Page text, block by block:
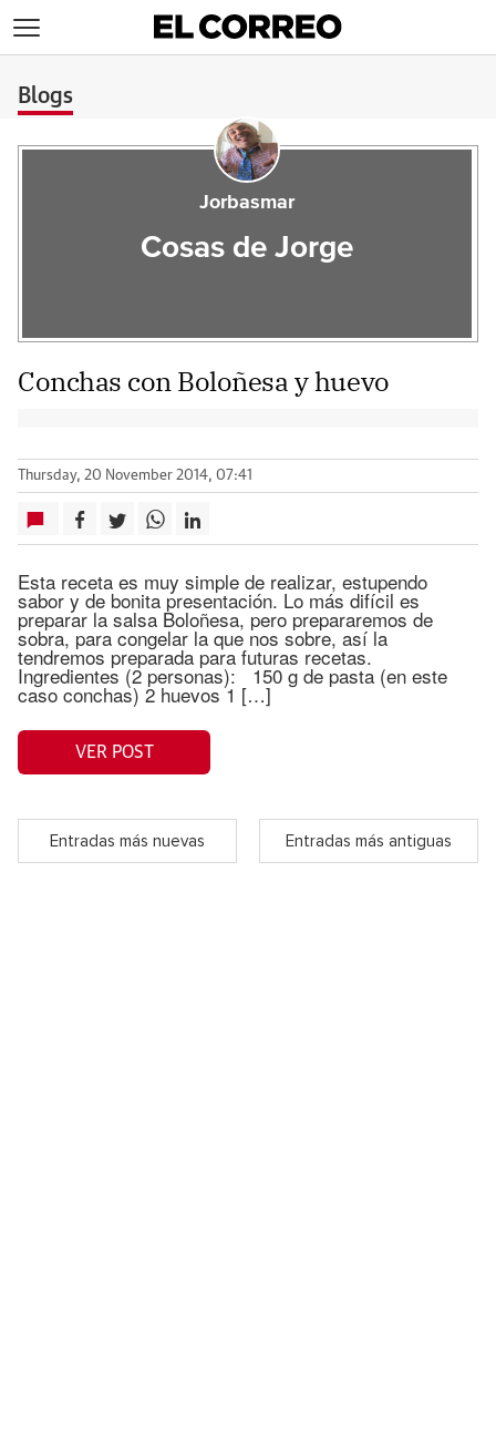
Blogs
Jorbasmar
Cosas de Jorge
Conchas con Boloñesa y huevo
Thursday, 20 November 2014, 07:41
Esta receta es muy simple de realizar, estupendo
sabor y de bonita presentación. Lo más difícil es
preparar la salsa Boloñesa, pero prepararemos de
sobra, para congelar la que nos sobre, así la
tendremos preparada para futuras recetas.
Ingredientes (2 personas): 150 g de pasta (en este
caso conchas) 2 huevos 1 […]
VER POST
Entradas más nuevas Entradas más antiguas